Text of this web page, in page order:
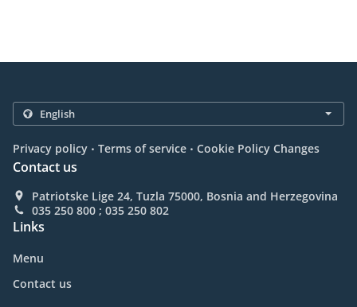
Privacy policy . Terms of service . Cookie Policy Changes
Contact us
Patriotske Lige 24, Tuzla 75000, Bosnia and Herzegovina
035 250 800 ; 035 250 802
Links
Menu
Contact us